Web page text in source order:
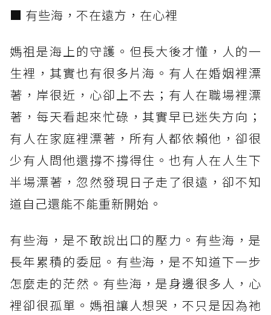
■ 有些海，不在遠方，在心裡
媽祖是海上的守護。但長大後才懂，人的一
生裡，其實也有很多片海。有人在婚姻裡漂
著，岸很近，心卻上不去；有人在職場裡漂
著，每天看起來忙碌，其實早已迷失方向；
有人在家庭裡漂著，所有人都依賴他，卻很
少有人問他還撐不撐得住。也有人在人生下
半場漂著，忽然發現日子走了很遠，卻不知
道自己還能不能重新開始。
有些海，是不敢說出口的壓力。有些海，是
長年累積的委屈。有些海，是不知道下一步
怎麼走的茫然。有些海，是身邊很多人，心
裡卻很孤單。媽祖讓人想哭，不只是因為祂